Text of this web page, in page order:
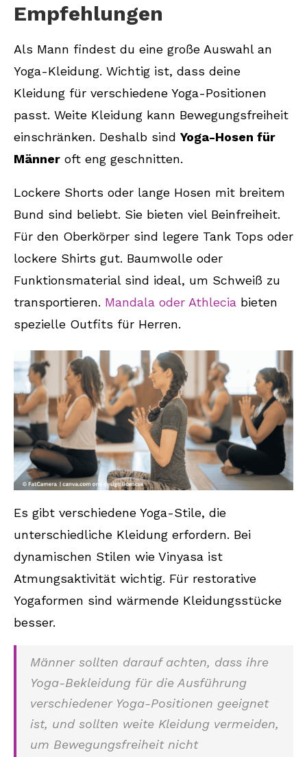
Empfehlungen
Als Mann findest du eine große Auswahl an
Yoga-Kleidung. Wichtig ist, dass deine
Kleidung für verschiedene Yoga-Positionen
passt. Weite Kleidung kann Bewegungsfreiheit
einschränken. Deshalb sind Yoga-Hosen für
Männer oft eng geschnitten.
Lockere Shorts oder lange Hosen mit breitem
Bund sind beliebt. Sie bieten viel Beinfreiheit.
Für den Oberkörper sind legere Tank Tops oder
lockere Shirts gut. Baumwolle oder
Funktionsmaterial sind ideal, um Schweiß zu
transportieren. Mandala oder Athlecia bieten
spezielle Outfits für Herren.
Es gibt verschiedene Yoga-Stile, die
unterschiedliche Kleidung erfordern. Bei
dynamischen Stilen wie Vinyasa ist
Atmungsaktivität wichtig. Für restorative
Yogaformen sind wärmende Kleidungsstücke
besser.
Männer sollten darauf achten, dass ihre
Yoga-Bekleidung für die Ausführung
verschiedener Yoga-Positionen geeignet
ist, und sollten weite Kleidung vermeiden,
um Bewegungsfreiheit nicht